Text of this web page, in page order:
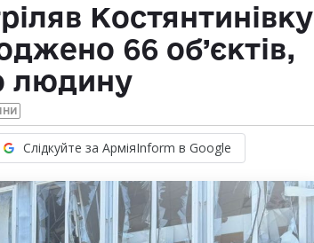
Костянтинівку
66 об’єктів,
людину
Слідкуйте за АрміяInform в Google